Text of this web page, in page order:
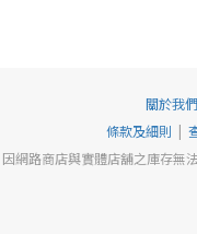
關於我們
條款及細則 |
因網路商店與實體店舖之庫存無